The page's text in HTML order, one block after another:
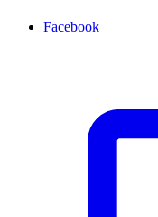
Facebook